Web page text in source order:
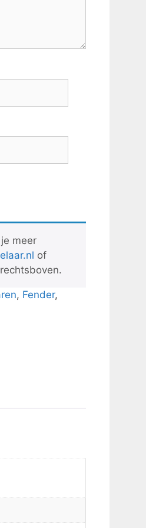
meer
of
, Fender,